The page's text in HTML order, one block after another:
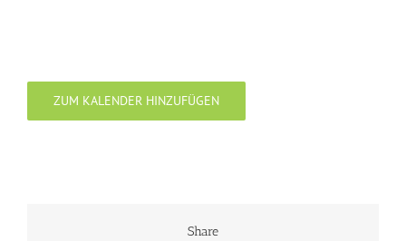
ZUM KALENDER HINZUFÜGEN
Share